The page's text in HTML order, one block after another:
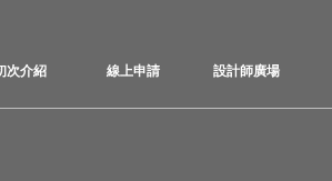
次介紹 線上申請 設計師廣場